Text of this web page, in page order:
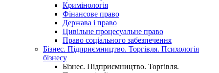
Кримінологія
Фінансове право
Держава і право
Цивільне процесуальне право
Право соціального забезпечення
Бізнес. Підприємництво. Торгівля. Психологія
бізнесу
Бізнес. Підприємництво. Торгівля.